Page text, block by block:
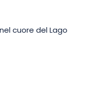
cuore del Lago